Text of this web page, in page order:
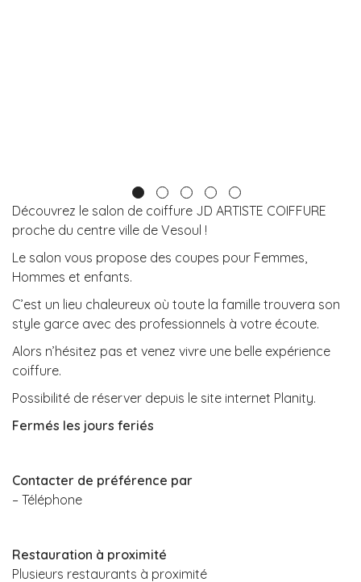
Découvrez le salon de coiffure JD ARTISTE COIFFURE
proche du centre ville de Vesoul !
Le salon vous propose des coupes pour Femmes,
Hommes et enfants.
C’est un lieu chaleureux où toute la famille trouvera son
style garce avec des professionnels à votre écoute.
Alors n’hésitez pas et venez vivre une belle expérience
coiffure.
Possibilité de réserver depuis le site internet Planity.
Fermés les jours feriés
Contacter de préférence par
– Téléphone
Restauration à proximité
Plusieurs restaurants à proximité